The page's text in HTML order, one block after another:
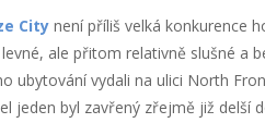
Citynení příliš velká konkurence
ale přitom relativně slušné a
ubytování vydali na ulici North
jeden byl zavřený zřejmě již delší